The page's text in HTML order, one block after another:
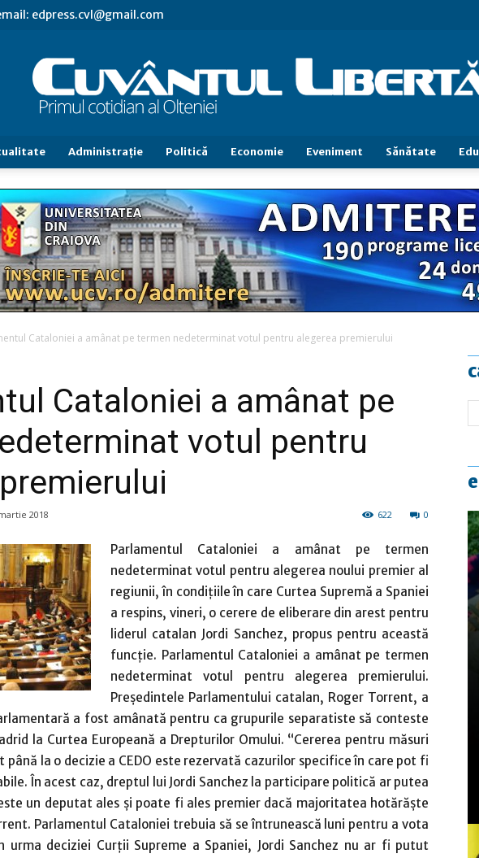
edpress.cvl@gmail.com
Cuvântul
Libertăţii
Administraţie Politică Economie Eveniment Sănătate
Cataloniei a amânat pe termen nedeterminat votul pentru alegerea premierului
Cataloniei a amânat pe
votul pentru
2018 0
622
Parlamentul Cataloniei a amânat pe termen
nedeterminat votul pentru alegerea noului premier al
regiunii, în condiţiile în care Curtea Supremă a Spaniei
a respins, vineri, o cerere de eliberare din arest pentru
liderul catalan Jordi Sanchez, propus pentru această
funcţie. Parlamentul Cataloniei a amânat pe termen
nedeterminat votul pentru alegerea premierului.
Preşedintele Parlamentului catalan, Roger Torrent, a
a fost amânată pentru ca grupurile separatiste să conteste
la Curtea Europeană a Drepturilor Omului. “Cererea pentru măsuri
până la o decizie a CEDO este rezervată cazurilor specifice în care pot fi
În acest caz, dreptul lui Jordi Sanchez la participare politică ar putea
un deputat ales şi poate fi ales premier dacă majoritatea hotărăşte
Parlamentul Cataloniei trebuia să se întrunească luni pentru a vota
urma deciziei Curţii Supreme a Spaniei, Jordi Sanchez nu ar fi putut